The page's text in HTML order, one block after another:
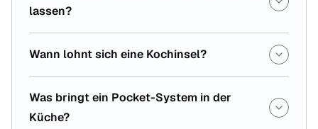
lassen?
Wann lohnt sich eine Kochinsel?
Was bringt ein Pocket-System in der
Küche?